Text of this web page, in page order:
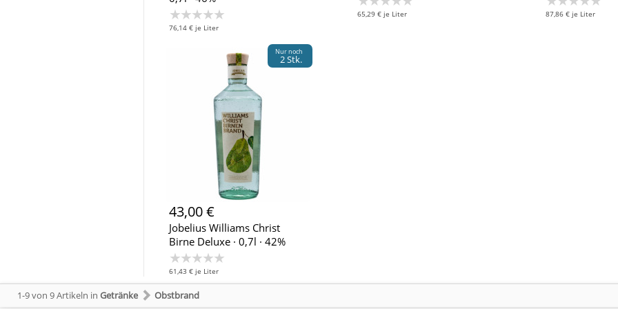
★★★★★
76,14 € je Liter
65,29 € je Liter 87,86 € je Liter
Nur noch
2 Stk.
43,00 €
Jobelius Williams Christ
Birne Deluxe · 0,7l · 42%
★★★★★
61,43 € je Liter
1-9 von 9 Artikeln in Getränke Obstbrand